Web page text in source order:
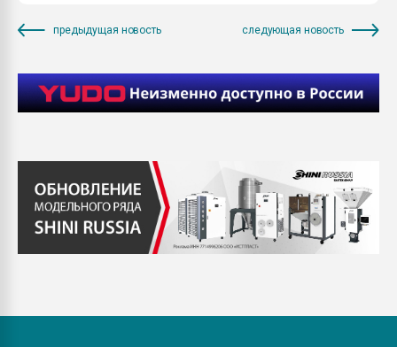
предыдущая новость следующая новость